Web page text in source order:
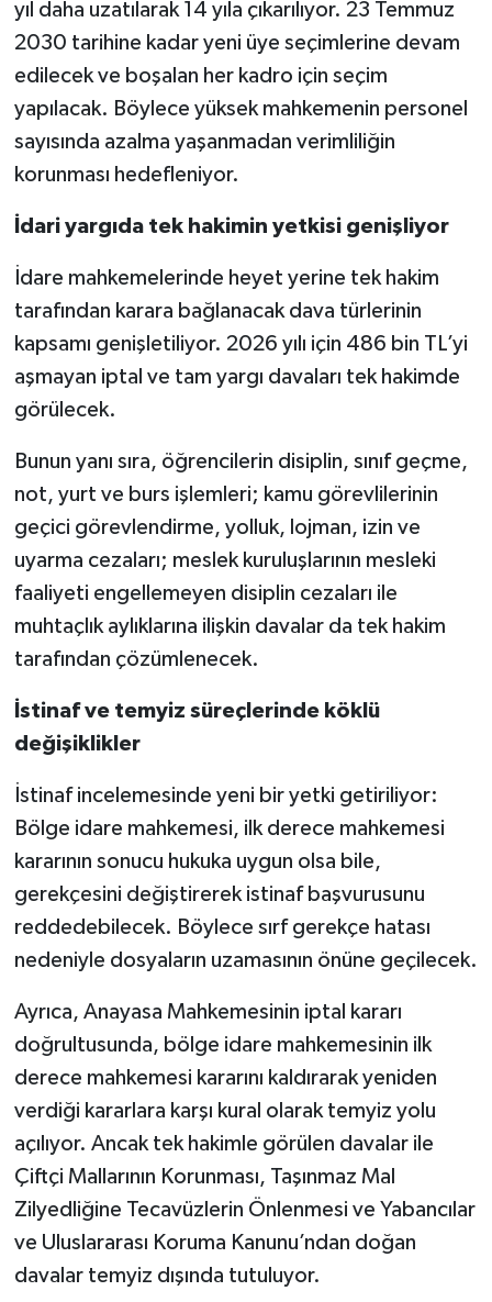
yıl daha uzatılarak 14 yıla çıkarılıyor. 23 Temmuz
2030 tarihine kadar yeni üye seçimlerine devam
edilecek ve boşalan her kadro için seçim
yapılacak. Böylece yüksek mahkemenin personel
sayısında azalma yaşanmadan verimliliğin
korunması hedefleniyor.
İdari yargıda tek hakimin yetkisi genişliyor
İdare mahkemelerinde heyet yerine tek hakim
tarafından karara bağlanacak dava türlerinin
kapsamı genişletiliyor. 2026 yılı için 486 bin TL’yi
aşmayan iptal ve tam yargı davaları tek hakimde
görülecek.
Bunun yanı sıra, öğrencilerin disiplin, sınıf geçme,
not, yurt ve burs işlemleri; kamu görevlilerinin
geçici görevlendirme, yolluk, lojman, izin ve
uyarma cezaları; meslek kuruluşlarının mesleki
faaliyeti engellemeyen disiplin cezaları ile
muhtaçlık aylıklarına ilişkin davalar da tek hakim
tarafından çözümlenecek.
İstinaf ve temyiz süreçlerinde köklü
değişiklikler
İstinaf incelemesinde yeni bir yetki getiriliyor:
Bölge idare mahkemesi, ilk derece mahkemesi
kararının sonucu hukuka uygun olsa bile,
gerekçesini değiştirerek istinaf başvurusunu
reddedebilecek. Böylece sırf gerekçe hatası
nedeniyle dosyaların uzamasının önüne geçilecek.
Ayrıca, Anayasa Mahkemesinin iptal kararı
doğrultusunda, bölge idare mahkemesinin ilk
derece mahkemesi kararını kaldırarak yeniden
verdiği kararlara karşı kural olarak temyiz yolu
açılıyor. Ancak tek hakimle görülen davalar ile
Çiftçi Mallarının Korunması, Taşınmaz Mal
Zilyedliğine Tecavüzlerin Önlenmesi ve Yabancılar
ve Uluslararası Koruma Kanunu’ndan doğan
davalar temyiz dışında tutuluyor.